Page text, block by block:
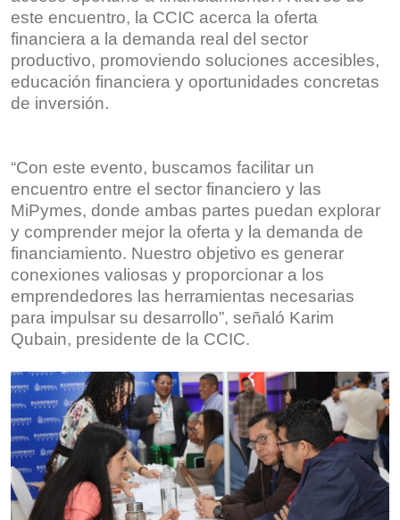
este encuentro, la CCIC acerca la oferta
financiera a la demanda real del sector
productivo, promoviendo soluciones accesibles,
educación financiera y oportunidades concretas
de inversión.
“Con este evento, buscamos facilitar un
encuentro entre el sector financiero y las
MiPymes, donde ambas partes puedan explorar
y comprender mejor la oferta y la demanda de
financiamiento. Nuestro objetivo es generar
conexiones valiosas y proporcionar a los
emprendedores las herramientas necesarias
para impulsar su desarrollo”, señaló Karim
Qubain, presidente de la CCIC.